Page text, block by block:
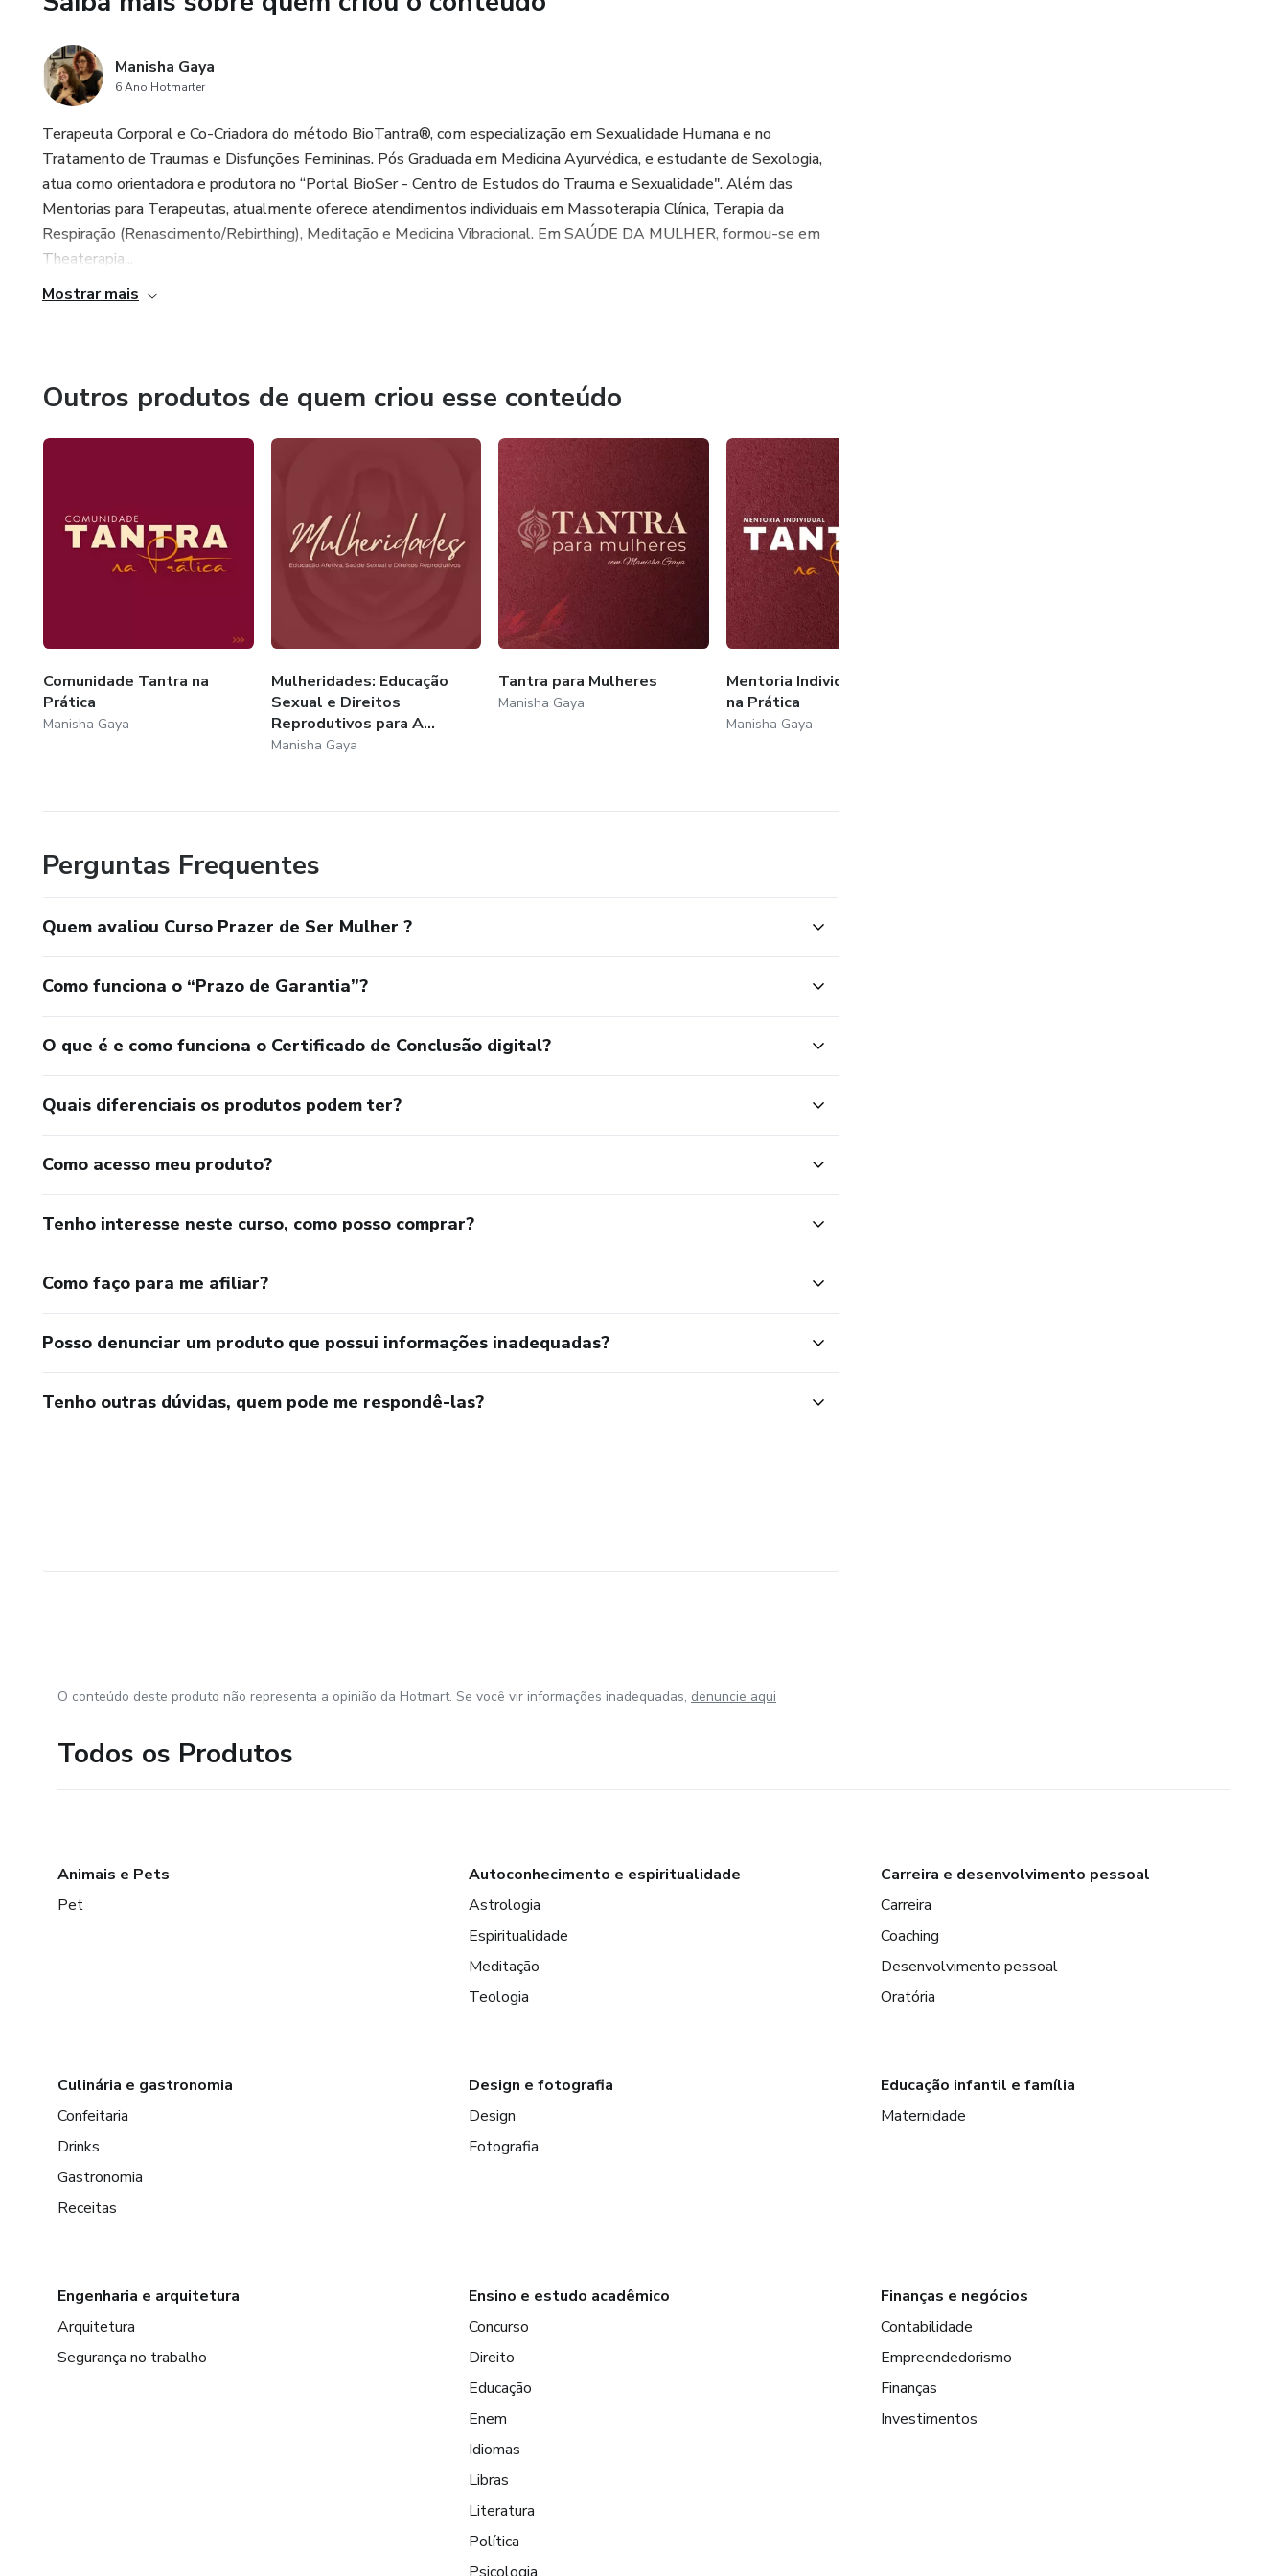
Manisha Gaya
6 Ano Hotmarter
Terapeuta Corporal e Co-Criadora do método BioTantra®, com especialização em Sexualidade Humana e no
Tratamento de Traumas e Disfunções Femininas. Pós Graduada em Medicina Ayurvédica, e estudante de Sexologia,
atua como orientadora e produtora no “Portal BioSer - Centro de Estudos do Trauma e Sexualidade". Além das
Mentorias para Terapeutas, atualmente oferece atendimentos individuais em Massoterapia Clínica, Terapia da
Respiração (Renascimento/Rebirthing), Meditação e Medicina Vibracional. Em SAÚDE DA MULHER, formou-se em
Theaterapia...
Mostrar mais
Outros produtos de quem criou esse conteúdo
Comunidade Tantra na
Prática
Manisha Gaya
Mulheridades: Educação
Sexual e Direitos
Reprodutivos para A...
Manisha Gaya
Tantra para Mulheres
Manisha Gaya
Mentoria Individual - Tantra
na Prática
Manisha Gaya
Perguntas Frequentes
Quem avaliou Curso Prazer de Ser Mulher ?
Como funciona o “Prazo de Garantia”?
O que é e como funciona o Certificado de Conclusão digital?
Quais diferenciais os produtos podem ter?
Como acesso meu produto?
Tenho interesse neste curso, como posso comprar?
Como faço para me afiliar?
Posso denunciar um produto que possui informações inadequadas?
Tenho outras dúvidas, quem pode me respondê-las?
O conteúdo deste produto não representa a opinião da Hotmart. Se você vir informações inadequadas, denuncie aqui
Todos os Produtos
Animais e Pets
Pet
Autoconhecimento e espiritualidade
Astrologia
Espiritualidade
Meditação
Teologia
Carreira e desenvolvimento pessoal
Carreira
Coaching
Desenvolvimento pessoal
Oratória
Culinária e gastronomia
Confeitaria
Drinks
Gastronomia
Receitas
Design e fotografia
Design
Fotografia
Educação infantil e família
Maternidade
Engenharia e arquitetura
Arquitetura
Segurança no trabalho
Ensino e estudo acadêmico
Concurso
Direito
Educação
Enem
Idiomas
Libras
Literatura
Política
Finanças e negócios
Contabilidade
Empreendedorismo
Finanças
Investimentos